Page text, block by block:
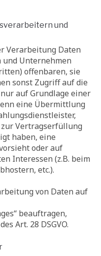
und
Verarbeitung Daten
und Unternehmen
offenbaren, sie
sonst Zugriff auf die
auf Grundlage einer
eine Übermittlung
zur Vertragserfüllung
haben, eine
oder auf
Interessen (z.B. beim
etc.).
von Daten auf
beauftragen,
Art. 28 DSGVO.